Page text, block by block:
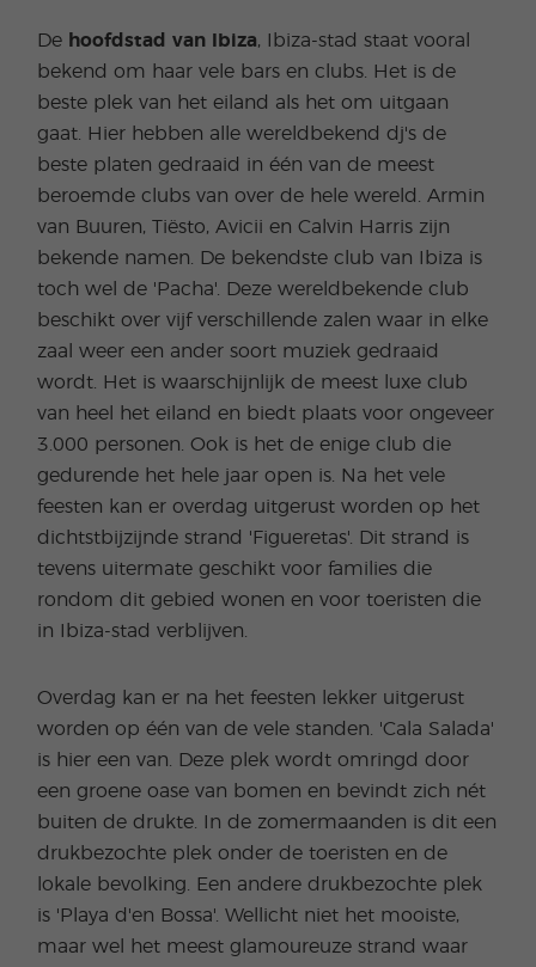
De hoofdstad van Ibiza, Ibiza-stad staat vooral
bekend om haar vele bars en clubs. Het is de
beste plek van het eiland als het om uitgaan
gaat. Hier hebben alle wereldbekend dj's de
beste platen gedraaid in één van de meest
beroemde clubs van over de hele wereld. Armin
van Buuren, Tiësto, Avicii en Calvin Harris zijn
bekende namen. De bekendste club van Ibiza is
toch wel de 'Pacha'. Deze wereldbekende club
beschikt over vijf verschillende zalen waar in elke
zaal weer een ander soort muziek gedraaid
wordt. Het is waarschijnlijk de meest luxe club
van heel het eiland en biedt plaats voor ongeveer
3.000 personen. Ook is het de enige club die
gedurende het hele jaar open is. Na het vele
feesten kan er overdag uitgerust worden op het
dichtstbijzijnde strand 'Figueretas'. Dit strand is
tevens uitermate geschikt voor families die
rondom dit gebied wonen en voor toeristen die
in Ibiza-stad verblijven.
Overdag kan er na het feesten lekker uitgerust
worden op één van de vele standen. 'Cala Salada'
is hier een van. Deze plek wordt omringd door
een groene oase van bomen en bevindt zich nét
buiten de drukte. In de zomermaanden is dit een
drukbezochte plek onder de toeristen en de
lokale bevolking. Een andere drukbezochte plek
is 'Playa d'en Bossa'. Wellicht niet het mooiste,
maar wel het meest glamoureuze strand waar